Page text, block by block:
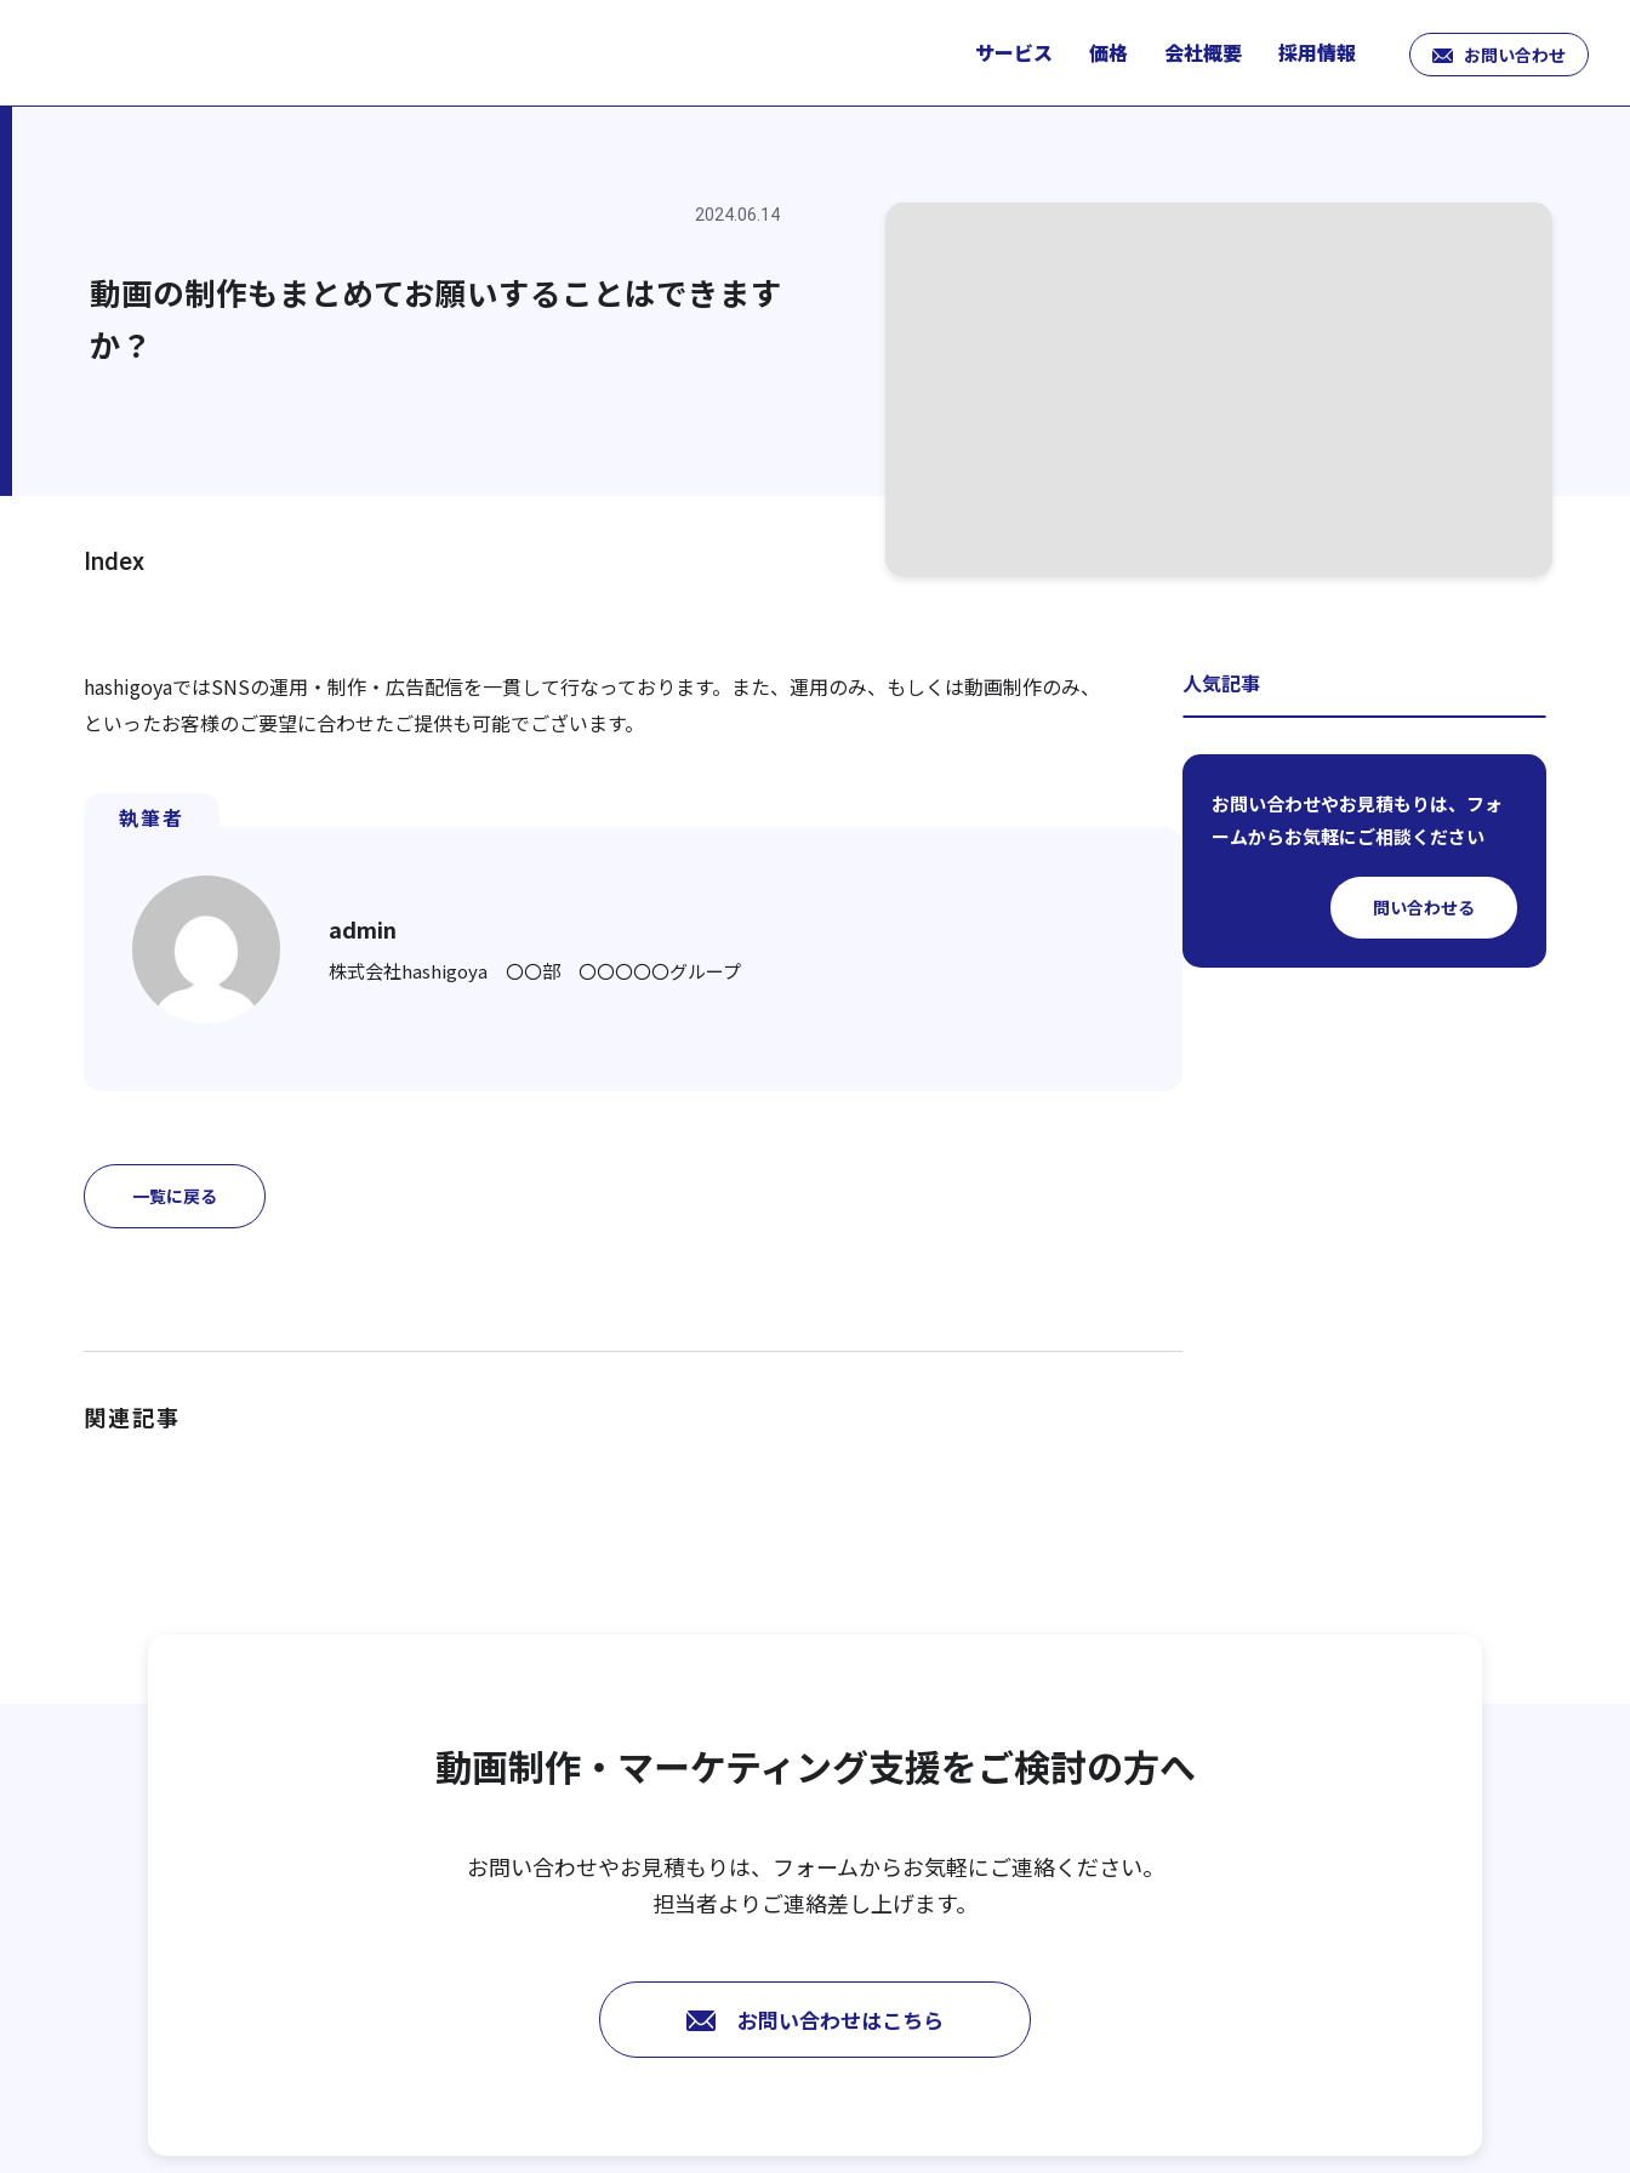
サービス 価格 会社概要 採用情報 お問い合わせ
2024.06.14
動画の制作もまとめてお願いすることはできます
か？
Index
人気記事
お問い合わせやお見積もりは、フォ
ームからお気軽にご相談ください
問い合わせる
hashigoyaではSNSの運用・制作・広告配信を一貫して行なっております。また、運用のみ、もしくは動画制作のみ、
といったお客様のご要望に合わせたご提供も可能でございます。
執筆者
admin
株式会社hashigoya 〇〇部 〇〇〇〇〇グループ
一覧に戻る
関連記事
動画制作・マーケティング支援をご検討の方へ
お問い合わせやお見積もりは、 フォームからお気軽にご連絡ください。
担当者よりご連絡差し上げます。
お問い合わせはこちら